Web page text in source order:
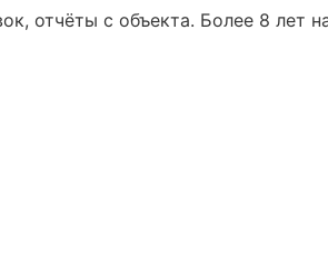
отчёты с объекта. Более 8 лет